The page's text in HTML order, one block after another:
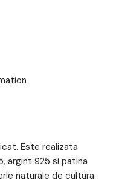
Este realizata
argint 925 si patina
naturale de cultura.